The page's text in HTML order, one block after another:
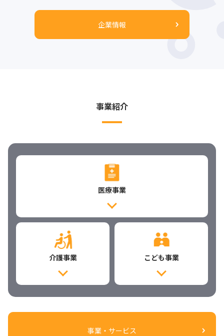
企業情報
事業紹介
医療事業
介護事業 こども事業
事業・サービス